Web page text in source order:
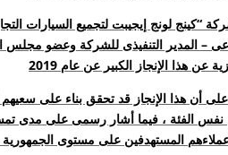
“كينج لونج إيجيبت لتجميع السيارات
– المدير التنفيذى للشركة وعضو
أن هذا الإنجاز قد تحقق بناء على
الفئة ، فيما أشار رسمى على مدى